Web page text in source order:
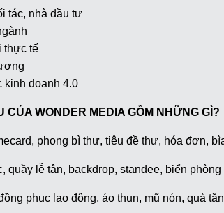
tác, nhà đầu tư
thực tế
kinh doanh 4.0
WONDER MEDIA GỒM NHỮNG GÌ?
phong bì thư, tiêu đề thư, hóa đơn,
quầy lễ tân, backdrop, standee, biển
phục lao động, áo thun, mũ nón, quà